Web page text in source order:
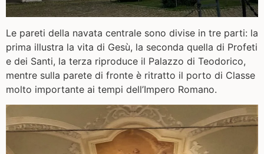
Le pareti della navata centrale sono divise in tre parti: la
prima illustra la vita di Gesù, la seconda quella di Profeti
e dei Santi, la terza riproduce il Palazzo di Teodorico,
mentre sulla parete di fronte è ritratto il porto di Classe
molto importante ai tempi dell’Impero Romano.